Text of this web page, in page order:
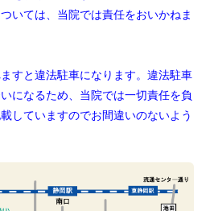
いては、当院では責任をおいかねま
すと違法駐車になります。違法駐車
になるため、当院では一切責任を負
していますのでお間違いのないよう